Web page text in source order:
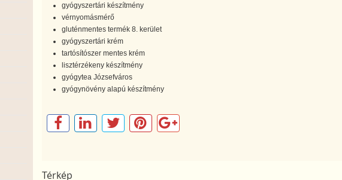
gyógyszertári készítmény
vérnyomásmérő
gluténmentes termék 8. kerület
gyógyszertári krém
tartósítószer mentes krém
lisztérzékeny készítmény
gyógytea Józsefváros
gyógynövény alapú készítmény
Térkép